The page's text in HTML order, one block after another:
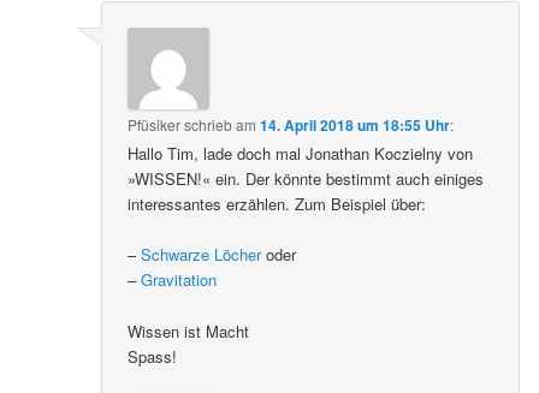
Pfüsikerschriebam14. April 2018 um 18:55 Uhr:
Hallo Tim, lade doch mal Jonathan Koczielny von
»WISSEN!« ein. Der könnte bestimmt auch einiges
interessantes erzählen. Zum Beispiel über:
–Schwarze Löcheroder
–Gravitation
Wissen ist Macht
Spass!